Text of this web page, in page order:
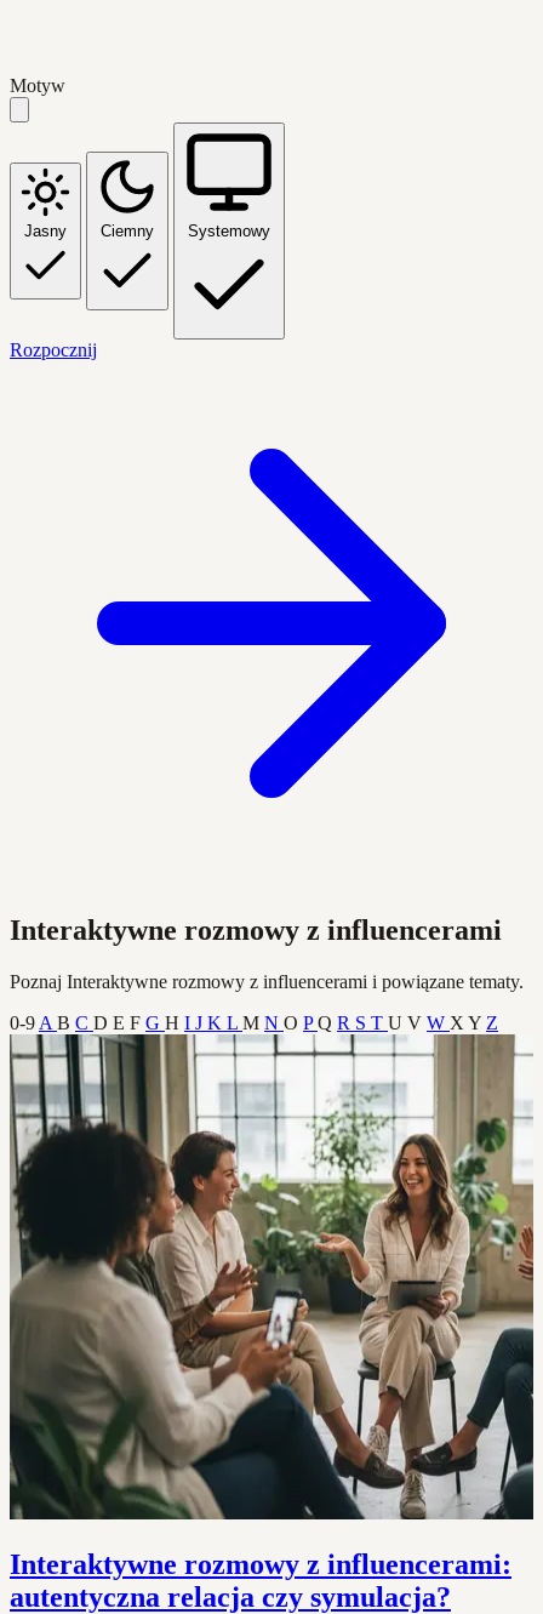
Motyw
Jasny Ciemny Systemowy
Rozpocznij
Interaktywne rozmowy z influencerami
Poznaj Interaktywne rozmowy z influencerami i powiązane tematy.
0-9 A B C D E F G H I J K L M N O PQ R S T U V W X Y Z
Interaktywne rozmowy z influencerami:
autentyczna relacja czy symulacja?